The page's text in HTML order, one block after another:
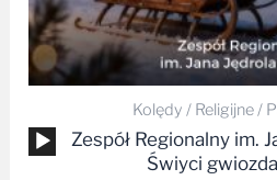
Kolędy / Religijne /
Zespół Regionalny im.
Świyci